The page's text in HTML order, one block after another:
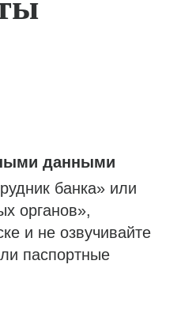
данными
банка» или
органов»,
и не озвучивайте
паспортные